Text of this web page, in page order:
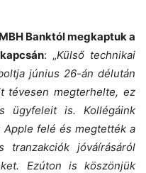
Banktól megkaptuk a
: „Külső technikai
június 26-án délután
tévesen megterhelte, ez
ügyfeleit is. Kollégáink
felé és megtették a
tranzakciók jóváírásáról
Ezúton is köszönjük